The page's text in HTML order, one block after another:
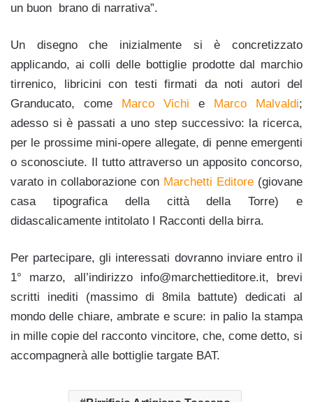
un buon brano di narrativa”.
Un disegno che inizialmente si è concretizzato
applicando, ai colli delle bottiglie prodotte dal marchio
tirrenico, libricini con testi firmati da noti autori del
Granducato, come Marco Vichi e Marco Malvaldi;
adesso si è passati a uno step successivo: la ricerca,
per le prossime mini-opere allegate, di penne emergenti
o sconosciute. Il tutto attraverso un apposito concorso,
varato in collaborazione con Marchetti Editore (giovane
casa tipografica della città della Torre) e
didascalicamente intitolato I Racconti della birra.
Per partecipare, gli interessati dovranno inviare entro il
1° marzo, all’indirizzo info@marchettieditore.it, brevi
scritti inediti (massimo di 8mila battute) dedicati al
mondo delle chiare, ambrate e scure: in palio la stampa
in mille copie del racconto vincitore, che, come detto, si
accompagnerà alle bottiglie targate BAT.